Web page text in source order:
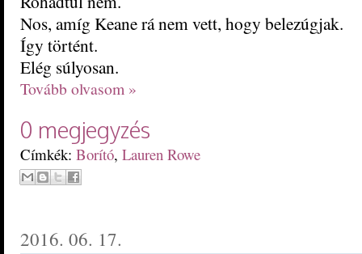
Nos, amíg Keane rá nem vett, hogy belezúgjak.
Így történt.
Elég súlyosan.
Tovább olvasom »
0 megjegyzés
Címkék: Borító, Lauren Rowe
2016. 06. 17.